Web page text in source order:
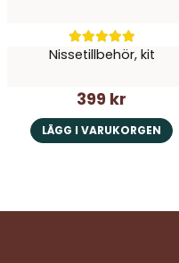
Nissetillbehör, kit
399 kr
LÄGG I VARUKORGEN